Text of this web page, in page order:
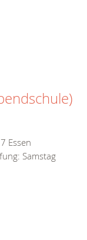
Essen
Samstag